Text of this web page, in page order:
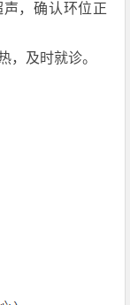
，确认环位正
，及时就诊。